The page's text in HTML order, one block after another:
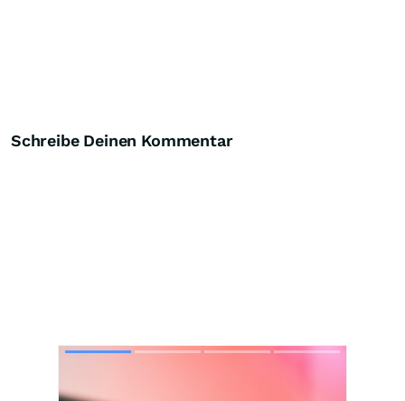
Schreibe Deinen Kommentar